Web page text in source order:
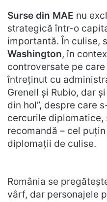
Surse din MAE nu
strategică într-o
importantă. În culise,
Washington, în
controversate pe
întreținut cu
Grenell și Rubio, dar
din hol”, despre care
cercurile diplomatice,
recomandă – cel
diplomații de culise.
România se
vârf, dar personajele